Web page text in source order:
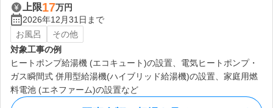
上限17万円
2026年12月31日まで
お風呂
その他
対象工事の例
ヒートポンプ給湯機 (エコキュート)の設置、電気ヒートポンプ・
ガス瞬間式 併用型給湯機(ハイブリッド給湯機)の設置、家庭用燃
料電池 (エネファーム)の設置など